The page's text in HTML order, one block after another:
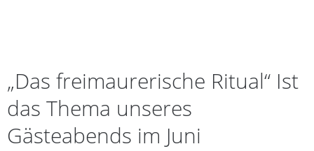
„Das freimaurerische Ritual“ Ist
das Thema unseres
Gästeabends im Juni